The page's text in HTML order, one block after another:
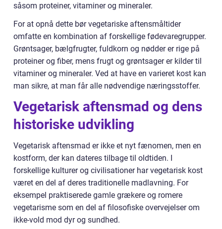
såsom proteiner, vitaminer og mineraler.
For at opnå dette bør vegetariske aftensmåltider
omfatte en kombination af forskellige fødevaregrupper.
Grøntsager, bælgfrugter, fuldkorn og nødder er rige på
proteiner og fiber, mens frugt og grøntsager er kilder til
vitaminer og mineraler. Ved at have en varieret kost kan
man sikre, at man får alle nødvendige næringsstoffer.
Vegetarisk aftensmad og dens
historiske udvikling
Vegetarisk aftensmad er ikke et nyt fænomen, men en
kostform, der kan dateres tilbage til oldtiden. I
forskellige kulturer og civilisationer har vegetarisk kost
været en del af deres traditionelle madlavning. For
eksempel praktiserede gamle grækere og romere
vegetarisme som en del af filosofiske overvejelser om
ikke-vold mod dyr og sundhed.